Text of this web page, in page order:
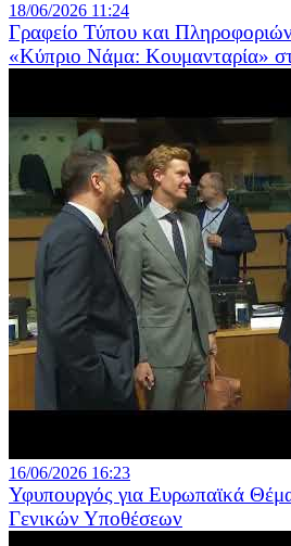
18/06/2026 11:24
Γραφείο Τύπου και
«Κύπριο Νάμα: Κουμανταρία»
16/06/2026 16:23
Υφυπουργός για Ευρωπαϊκά
Γενικών Υποθέσεων